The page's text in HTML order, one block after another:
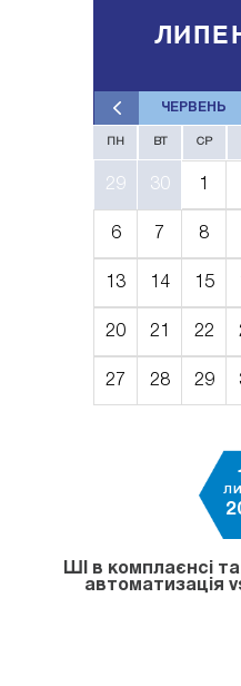
ЧЕРВЕНЬ
ПН ВТ СР
29 30 1
6 7 8
13 14 15
20 21 22
27 28 29
ШІ в комплаєнсі
автоматизація